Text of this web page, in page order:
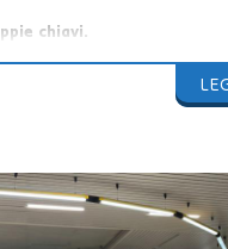
chiavi.